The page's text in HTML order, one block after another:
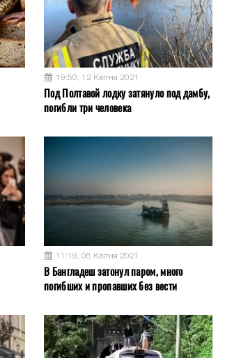
19:50, 12 Квітня 2021
Под Полтавой лодку затянуло под дамбу,
погибли три человека
11:19, 05 Квітня 2021
В Бангладеш затонул паром, много
погибших и пропавших без вести